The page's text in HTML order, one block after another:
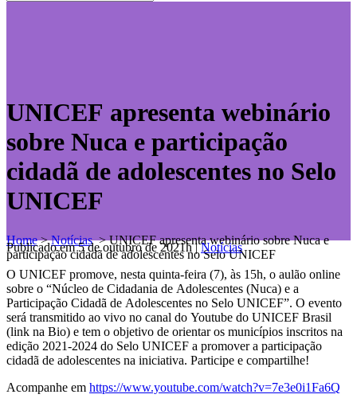
UNICEF apresenta webinário
sobre Nuca e participação
cidadã de adolescentes no Selo
UNICEF
Home>Notícias >UNICEF apresenta webinário sobre Nuca e
participação cidadã de adolescentes no Selo UNICEF
Publicado em 5 de outubro de 2021h |Notícias
O UNICEF promove, nesta quinta-feira (7), às 15h, o aulão online
sobre o “Núcleo de Cidadania de Adolescentes (Nuca) e a
Participação Cidadã de Adolescentes no Selo UNICEF”. O evento
será transmitido ao vivo no canal do Youtube do UNICEF Brasil
(link na Bio) e tem o objetivo de orientar os municípios inscritos na
edição 2021-2024 do Selo UNICEF a promover a participação
cidadã de adolescentes na iniciativa. Participe e compartilhe!
Acompanhe em https://www.youtube.com/watch?v=7e3e0i1Fa6Q